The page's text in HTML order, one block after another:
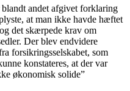
andet afgivet forklaring
at man ikke havde hæftet
det skærpede krav om
Der blev endvidere
forsikringsselskabet, som
konstateres, at der var
økonomisk solide”